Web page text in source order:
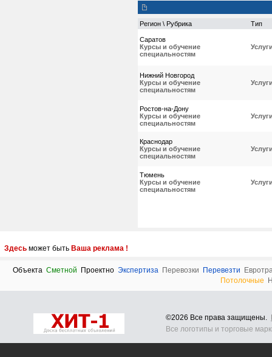
Регион \ Рубрика Тип
Саратов
Курсы и обучение
специальностям
Нижний Новгород
Курсы и обучение
специальностям
Ростов-на-Дону
Курсы и обучение
специальностям
Краснодар
Курсы и обучение
специальностям
Тюмень
Курсы и обучение
специальностям
Здесь может быть Ваша реклама !
Объекта Сметной Проектно Экспертиза Перевозки Перевезти
Потолочные
©2026 Все права защищены.
Все логотипы и торговые